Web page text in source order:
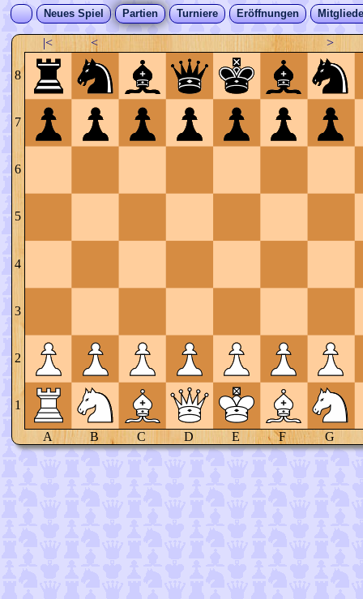
Neues Spiel Partien Turniere Eröffnungen
|< < >
8
7
6
5
4
3
2
1
A B C D E F G